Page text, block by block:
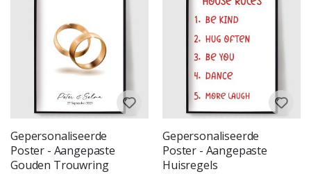
Gepersonaliseerde
Poster - Aangepaste
Gouden Trouwring
Gepersonaliseerde
Poster - Aangepaste
Huisregels